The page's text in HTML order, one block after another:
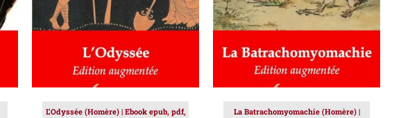
L’Odyssée (Homère) | Ebook epub, pdf,
La Batrachomyomachie (Homère) |